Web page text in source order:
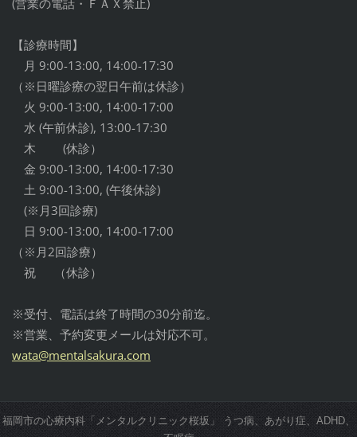
【診療時間】
月 9:00-13:00, 14:00-17:30
（※日曜診療の翌日午前は休診）
火 9:00-13:00, 14:00-17:00
水 (午前休診), 13:00-17:30
木 (休診）
金 9:00-13:00, 14:00-17:30
土 9:00-13:00, (午後休診)
(※月3回診療)
日 9:00-13:00, 14:00-17:00
（※月2回診療）
祝 （休診）
※受付、電話は終了時間の30分前迄。
※営業、予約変更メールは対応不可。
wata@mentalsakura.com
福岡市の心療内科「メンタルクリニック桜坂」 うつ病、あがり症、ADHD、